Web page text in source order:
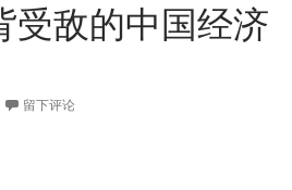
受敌的中国经济
留下评论